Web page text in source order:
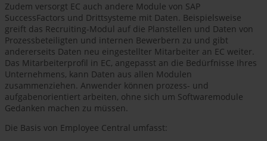
Zudem versorgt EC auch andere Module von SAP
SuccessFactors und Drittsysteme mit Daten. Beispielsweise
greift das Recruiting-Modul auf die Planstellen und Daten von
Prozessbeteiligten und internen Bewerbern zu und gibt
andererseits Daten neu eingestellter Mitarbeiter an EC weiter.
Das Mitarbeiterprofil in EC, angepasst an die Bedürfnisse Ihres
Unternehmens, kann Daten aus allen Modulen
zusammenziehen. Anwender können prozess- und
aufgabenorientiert arbeiten, ohne sich um Softwaremodule
Gedanken machen zu müssen.
Die Basis von Employee Central umfasst: